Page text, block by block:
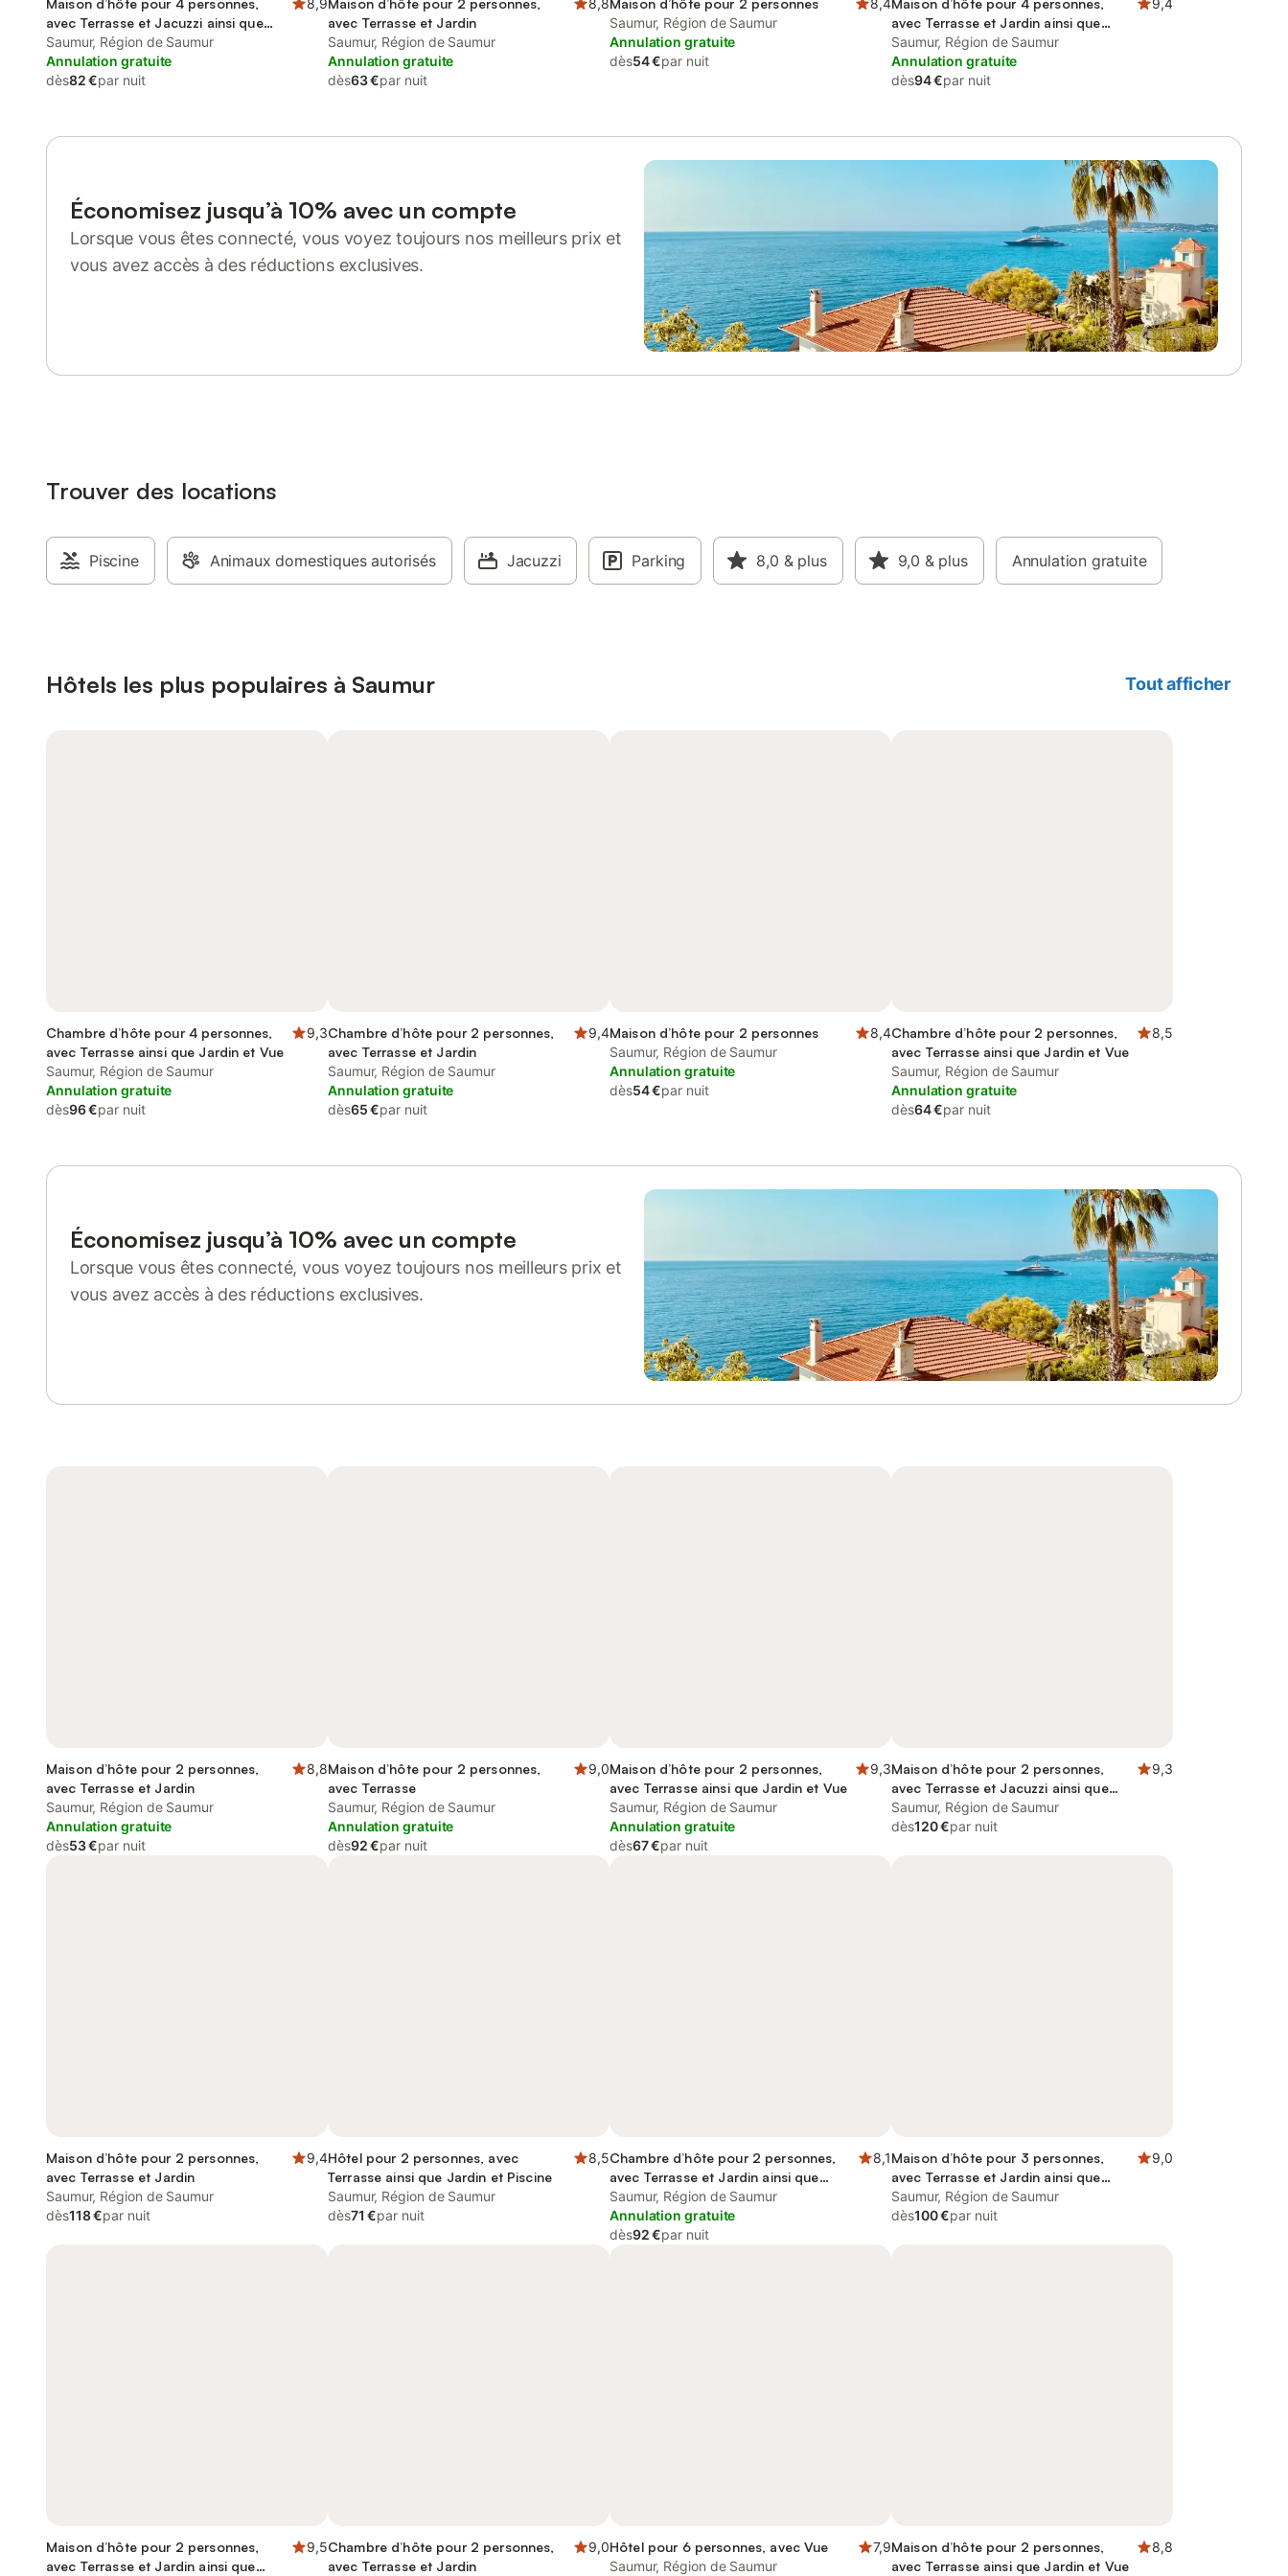
Maison d’hôte pour 4 personnes,
avec Terrasse et Jacuzzi ainsi que
Jardin et Vue
8,9
Saumur, Région de Saumur
Annulation gratuite
dès82 €par nuit
Maison d’hôte pour 2 personnes,
avec Terrasse et Jardin
8,8
Saumur, Région de Saumur
Annulation gratuite
dès63 €par nuit
Maison d’hôte pour 2 personnes
8,4
Saumur, Région de Saumur
Annulation gratuite
dès54 €par nuit
Maison d’hôte pour 4 personnes,
avec Terrasse et Jardin ainsi que
Piscine et Vue
9,4
Saumur, Région de Saumur
Annulation gratuite
dès94 €par nuit
Économisez jusqu’à 10% avec un compte
Lorsque vous êtes connecté, vous voyez toujours nos meilleurs prix et
vous avez accès à des réductions exclusives.
Trouver des locations
Piscine Animaux domestiques autorisés Jacuzzi Parking 8,0 & plus 9,0 & plus Annulation gratuite
Hôtels les plus populaires à Saumur Tout afficher
Chambre d’hôte pour 4 personnes,
avec Terrasse ainsi que Jardin et Vue
9,3
Saumur, Région de Saumur
Annulation gratuite
dès96 €par nuit
Chambre d’hôte pour 2 personnes,
avec Terrasse et Jardin
9,4
Saumur, Région de Saumur
Annulation gratuite
dès65 €par nuit
Maison d’hôte pour 2 personnes
8,4
Saumur, Région de Saumur
Annulation gratuite
dès54 €par nuit
Chambre d’hôte pour 2 personnes,
avec Terrasse ainsi que Jardin et Vue
8,5
Saumur, Région de Saumur
Annulation gratuite
dès64 €par nuit
Économisez jusqu’à 10% avec un compte
Lorsque vous êtes connecté, vous voyez toujours nos meilleurs prix et
vous avez accès à des réductions exclusives.
Maison d’hôte pour 2 personnes,
avec Terrasse et Jardin
8,8
Saumur, Région de Saumur
Annulation gratuite
dès53 €par nuit
Maison d’hôte pour 2 personnes,
avec Terrasse
9,0
Saumur, Région de Saumur
Annulation gratuite
dès92 €par nuit
Maison d’hôte pour 2 personnes,
avec Terrasse ainsi que Jardin et Vue
9,3
Saumur, Région de Saumur
Annulation gratuite
dès67 €par nuit
Maison d’hôte pour 2 personnes,
avec Terrasse et Jacuzzi ainsi que
Jardin et Vue
9,3
Saumur, Région de Saumur
dès120 €par nuit
Maison d’hôte pour 2 personnes,
avec Terrasse et Jardin
9,4
Saumur, Région de Saumur
dès118 €par nuit
Hôtel pour 2 personnes, avec
Terrasse ainsi que Jardin et Piscine
8,5
Saumur, Région de Saumur
dès71 €par nuit
Chambre d’hôte pour 2 personnes,
avec Terrasse et Jardin ainsi que
Piscine et Vue
8,1
Saumur, Région de Saumur
Annulation gratuite
dès92 €par nuit
Maison d’hôte pour 3 personnes,
avec Terrasse et Jardin ainsi que
Piscine et Vue
9,0
Saumur, Région de Saumur
dès100 €par nuit
Maison d’hôte pour 2 personnes,
avec Terrasse et Jardin ainsi que
9,5Chambre d’hôte pour 2 personnes,
avec Terrasse et Jardin
9,0Hôtel pour 6 personnes, avec Vue
7,9
Saumur, Région de Saumur
Maison d’hôte pour 2 personnes,
avec Terrasse ainsi que Jardin et Vue
8,8